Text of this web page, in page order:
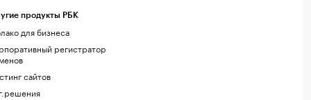
продукты РБК
для бизнеса
регистратор
сайтов